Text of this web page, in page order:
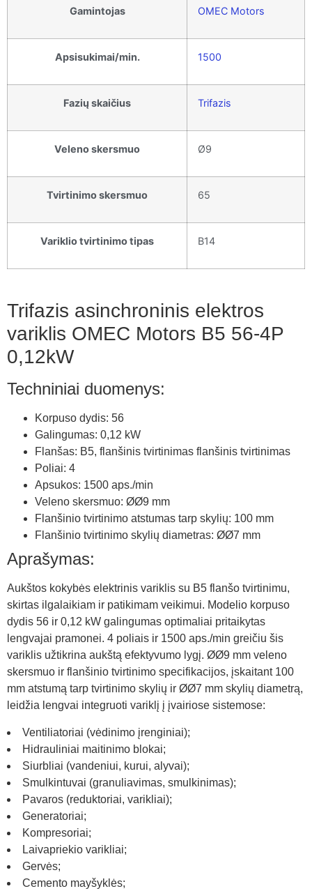
Gamintojas OMEC Motors
Apsisukimai/min. 1500
Fazių skaičius Trifazis
Veleno skersmuo Ø9
Tvirtinimo skersmuo 65
Variklio tvirtinimo tipas B14
Trifazis asinchroninis elektros
variklis OMEC Motors B5 56-4P
0,12kW
Techniniai duomenys:
Korpuso dydis: 56
Galingumas: 0,12 kW
Flanšas: B5, flanšinis tvirtinimas flanšinis tvirtinimas
Poliai: 4
Apsukos: 1500 aps./min
Veleno skersmuo: ØØ9 mm
Flanšinio tvirtinimo atstumas tarp skylių: 100 mm
Flanšinio tvirtinimo skylių diametras: ØØ7 mm
Aprašymas:
Aukštos kokybės elektrinis variklis su B5 flanšo tvirtinimu,
skirtas ilgalaikiam ir patikimam veikimui. Modelio korpuso
dydis 56 ir 0,12 kW galingumas optimaliai pritaikytas
lengvajai pramonei. 4 poliais ir 1500 aps./min greičiu šis
variklis užtikrina aukštą efektyvumo lygį. ØØ9 mm veleno
skersmuo ir flanšinio tvirtinimo specifikacijos, įskaitant 100
mm atstumą tarp tvirtinimo skylių ir ØØ7 mm skylių diametrą,
leidžia lengvai integruoti variklį į įvairiose sistemose:
Ventiliatoriai (vėdinimo įrenginiai);
Hidrauliniai maitinimo blokai;
Siurbliai (vandeniui, kurui, alyvai);
Smulkintuvai (granuliavimas, smulkinimas);
Pavaros (reduktoriai, varikliai);
Generatoriai;
Kompresoriai;
Laivapriekio varikliai;
Gervės;
Cemento mayšyklės;